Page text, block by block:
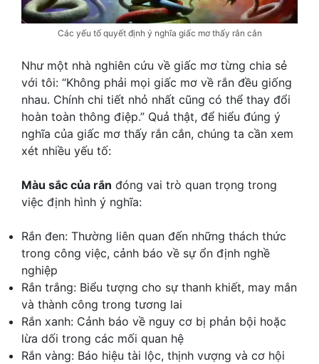
Các yếu tố quyết định ý nghĩa giấc mơ thấy rắn cắn
Như một nhà nghiên cứu về giấc mơ từng chia sẻ
với tôi: “Không phải mọi giấc mơ về rắn đều giống
nhau. Chính chi tiết nhỏ nhất cũng có thể thay đổi
hoàn toàn thông điệp.” Quả thật, để hiểu đúng ý
nghĩa của giấc mơ thấy rắn cắn, chúng ta cần xem
xét nhiều yếu tố:
Màu sắc của rắn đóng vai trò quan trọng trong
việc định hình ý nghĩa:
Rắn đen: Thường liên quan đến những thách thức
trong công việc, cảnh báo về sự ổn định nghề
nghiệp
Rắn trắng: Biểu tượng cho sự thanh khiết, may mắn
và thành công trong tương lai
Rắn xanh: Cảnh báo về nguy cơ bị phản bội hoặc
lừa dối trong các mối quan hệ
Rắn vàng: Báo hiệu tài lộc, thịnh vượng và cơ hội